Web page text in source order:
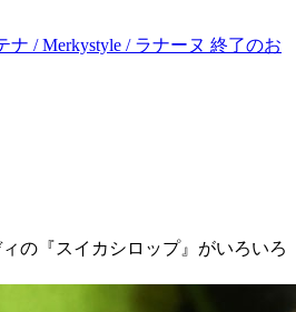
ナ / Merkystyle / ラナーヌ 終了のお
の『スイカシロップ』がいろいろ